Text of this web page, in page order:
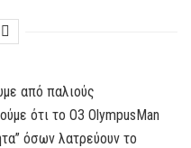
από παλιούς
ότι το O3 OlympusMan
όσων λατρεύουν το